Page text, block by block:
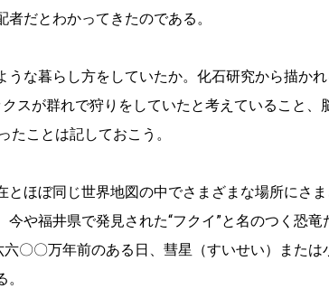
だとわかってきたのである。
な暮らし方をしていたか。化石研究から描か
スが群れで狩りをしていたと考えていること、
ことは記しておこう。
ほぼ同じ世界地図の中でさまざまな場所にさ
や福井県で発見された“フクイ”と名のつく恐竜
〇〇万年前のある日、彗星（すいせい）または